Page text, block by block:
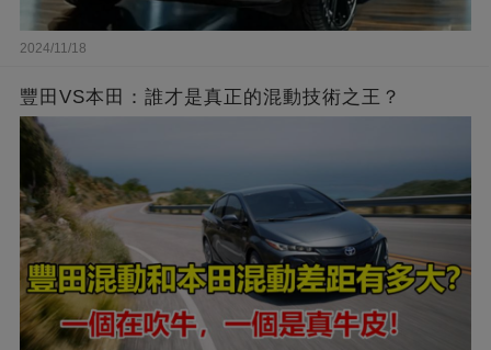
2024/11/18
豐田VS本田：誰才是真正的混動技術之王？